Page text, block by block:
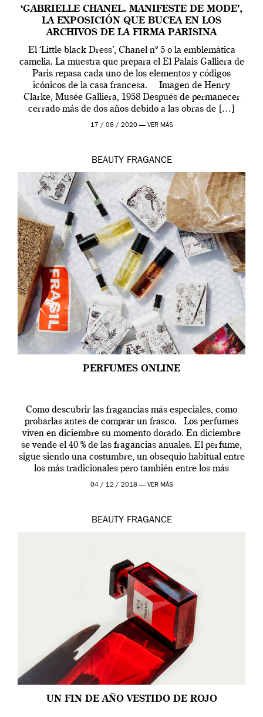
‘GABRIELLE CHANEL. MANIFESTE DE MODE’,
LA EXPOSICIÓN QUE BUCEA EN LOS
ARCHIVOS DE LA FIRMA PARISINA
El ‘Little black Dress’, Chanel nº 5 o la emblemática
camelia. La muestra que prepara el El Palais Galliera de
Paris repasa cada uno de los elementos y códigos
icónicos de la casa francesa. Imagen de Henry
Clarke, Musée Galliera, 1958 Después de permanecer
cerrado más de dos años debido a las obras de […]
17 / 08 / 2020 — VER MÁS
BEAUTY FRAGANCE
PERFUMES ONLINE
Como descubrir las fragancias más especiales, como
probarlas antes de comprar un frasco. Los perfumes
viven en diciembre su momento dorado. En diciembre
se vende el 40 % de las fragancias anuales. El perfume,
sigue siendo una costumbre, un obsequio habitual entre
los más tradicionales pero también entre los más
modernos. Estos días ha […]
04 / 12 / 2018 — VER MÁS
BEAUTY FRAGANCE
UN FIN DE AÑO VESTIDO DE ROJO